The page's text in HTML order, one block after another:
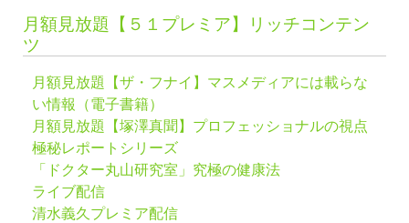
月額見放題【５１プレミア】リッチコンテン
ツ
月額見放題【ザ・フナイ】マスメディアには載らな
い情報（電子書籍）
月額見放題【塚澤真聞】プロフェッショナルの視点
極秘レポートシリーズ
「ドクター丸山研究室」究極の健康法
ライブ配信
清水義久プレミア配信